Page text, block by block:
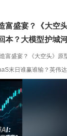
富盛宴？《大空
本？大模型护城
危险？谷歌甲骨
富盛宴？《大空头》原
末日谁赢谁输？英伟